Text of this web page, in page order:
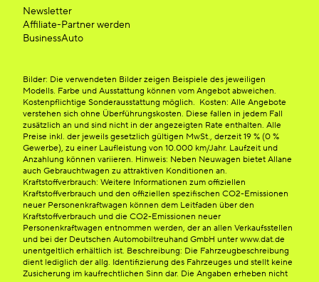
Newsletter
Affiliate-Partner werden
BusinessAuto
Bilder: Die verwendeten Bilder zeigen Beispiele des jeweiligen
Modells. Farbe und Ausstattung können vom Angebot abweichen.
Kostenpflichtige Sonderausstattung möglich. Kosten: Alle Angebote
verstehen sich ohne Überführungskosten. Diese fallen in jedem Fall
zusätzlich an und sind nicht in der angezeigten Rate enthalten. Alle
Preise inkl. der jeweils gesetzlich gültigen MwSt., derzeit 19 % (0 %
Gewerbe), zu einer Laufleistung von 10.000 km/Jahr. Laufzeit und
Anzahlung können variieren. Hinweis: Neben Neuwagen bietet Allane
auch Gebrauchtwagen zu attraktiven Konditionen an.
Kraftstoffverbrauch: Weitere Informationen zum offiziellen
Kraftstoffverbrauch und den offiziellen spezifischen CO2-Emissionen
neuer Personenkraftwagen können dem Leitfaden über den
Kraftstoffverbrauch und die CO2-Emissionen neuer
Personenkraftwagen entnommen werden, der an allen Verkaufsstellen
und bei der Deutschen Automobiltreuhand GmbH unter www.dat.de
unentgeltlich erhältlich ist. Beschreibung: Die Fahrzeugbeschreibung
dient lediglich der allg. Identifizierung des Fahrzeuges und stellt keine
Zusicherung im kaufrechtlichen Sinn dar. Die Angaben erheben nicht